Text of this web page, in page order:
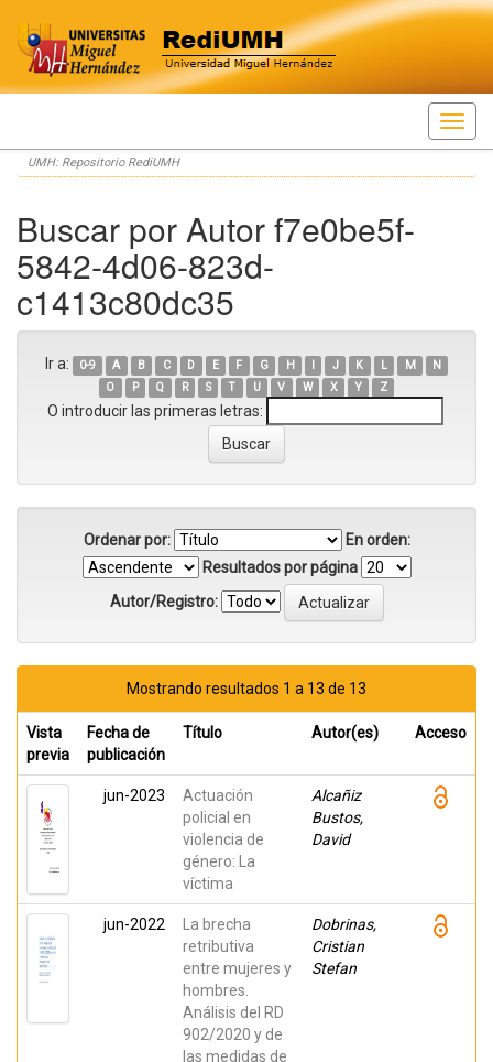
Skip
navigation
UMH: Repositorio RediUMH
Buscar por Autor f7e0be5f-
5842-4d06-823d-
c1413c80dc35
Ir a: 0-9 A B C D E F G H I J K L M
N
O
P Q R S T U V W X Y Z
O introducir las primeras letras:
Ordenar por:
En orden:
Resultados por página
Autor/Registro:
Mostrando resultados 1 a 13 de 13
Vista
previa
Fecha de
publicación
Título Autor(es) Acceso
jun-2023
Actuación
policial en
violencia de
género: La
víctima
Alcañiz
Bustos,
David
jun-2022
La brecha
retributiva
entre mujeres y
hombres.
Análisis del RD
902/2020 y de
las medidas de
Dobrinas,
Cristian
Stefan